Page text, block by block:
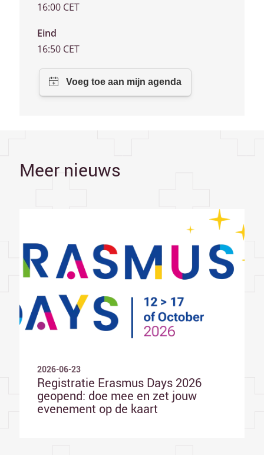
16:00 CET
Eind
16:50 CET
Meer nieuws
2026-06-23
Registratie Erasmus Days 2026
geopend: doe mee en zet jouw
evenement op de kaart